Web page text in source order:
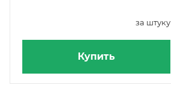
за штуку
Купить